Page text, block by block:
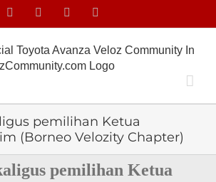
FacebookFacebook
pemilihan Ketua
(Borneo Velozity Chapter)
pemilihan Ketua